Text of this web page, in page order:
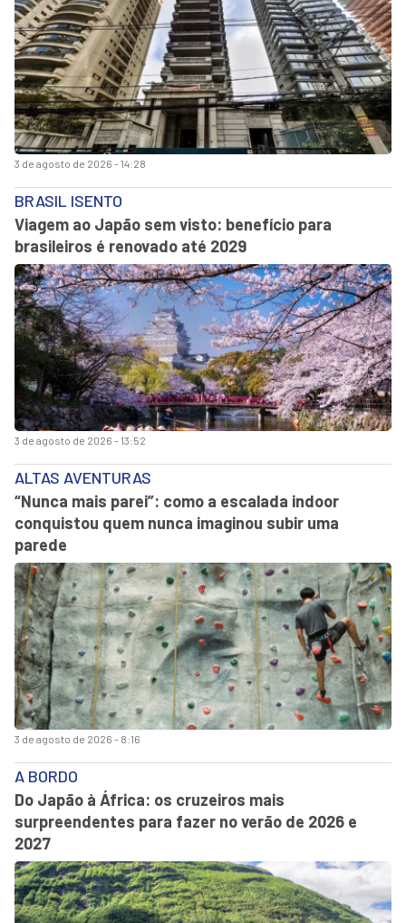
3 de agosto de 2026 - 14:28
3 de agosto de 2026 - 13:52
BRASIL ISENTO
Viagem ao Japão sem visto: benefício para
brasileiros é renovado até 2029
3 de agosto de 2026 - 8:16
ALTAS AVENTURAS
“Nunca mais parei”: como a escalada indoor
conquistou quem nunca imaginou subir uma
parede
A BORDO
Do Japão à África: os cruzeiros mais
surpreendentes para fazer no verão de 2026 e
2027